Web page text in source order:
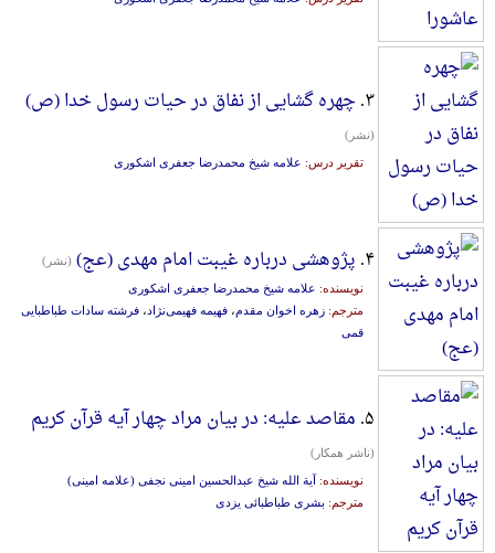
۳. چهره گشایی از نفاق در حیات رسول خدا (ص)
(نشر)
تقریر درس: علامه شیخ محمدرضا جعفری اشکوری
۴. پژوهشی درباره غیبت امام مهدی (عج) (نشر)
نویسنده: علامه شیخ محمدرضا جعفری اشکوری
مترجم: زهره اخوان‌ مقدم، فهیمه فهیمی‌نژاد ، فرشته سادات طباطبایی
قمی
۵. مقاصد علیه: در بیان مراد چهار آیه قرآن کریم
(ناشر همکار)
نویسنده: آیة الله شیخ عبدالحسین امینی نجفی (علامه امینی)
مترجم: بشری طباطبائی یزدی